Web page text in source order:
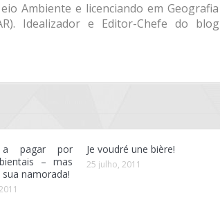
Ambiente e licenciando em Geografia
Idealizador e Editor-Chefe do blog
a pagar por
– mas
namorada!
Je voudré une bière!
25 julho, 2011